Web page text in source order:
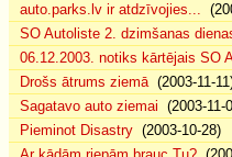
auto.parks.lv ir atdzīvojies...
SO Autoliste 2. dzimšanas
06.12.2003. notiks kārtējais SO
Drošs ātrums ziemā(2003-11-
Sagatavo auto ziemai (2003-11-
Pieminot Disastry (2003-10-28)